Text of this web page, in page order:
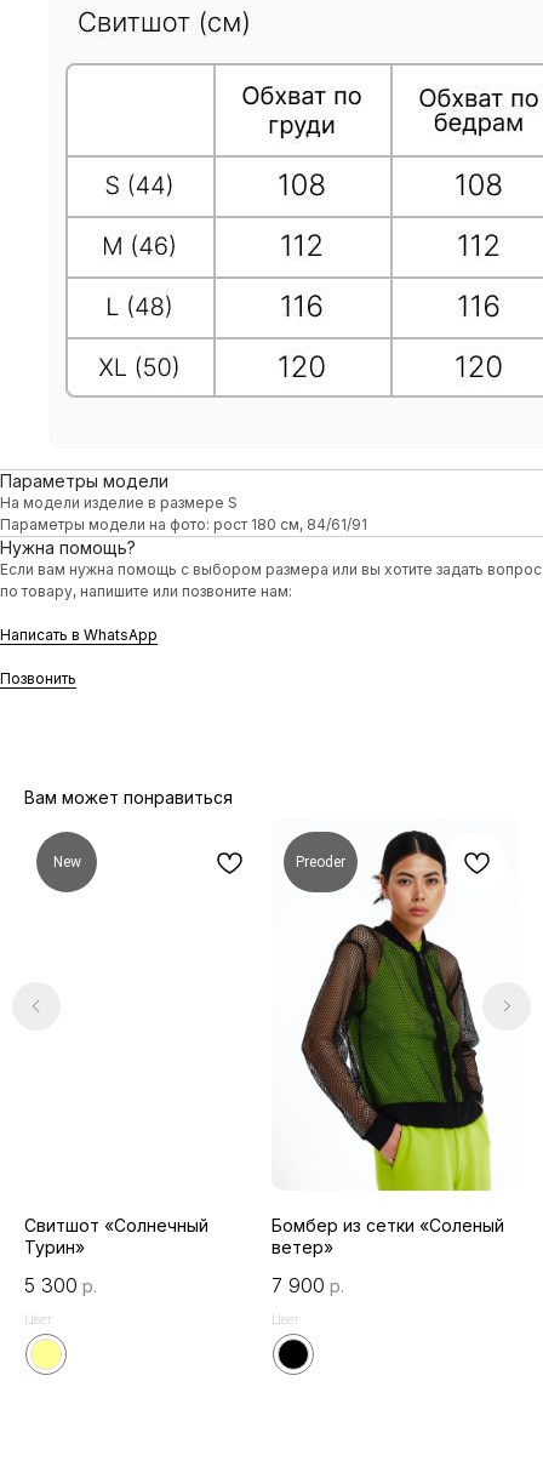
Параметры модели
На модели изделие в размере S
Параметры модели на фото: рост 180 см, 84/61/91
Нужна помощь?
Если вам нужна помощь с выбором размера или вы хотите задать вопрос
по товару, напишите или позвоните нам:
Написать в WhatsApp
Позвонить
Вам может понравиться
New
Свитшот «Солнечный
Турин»
5 300 р.
Цвет
Preoder
Бомбер из сетки «Соленый
ветер»
7 900 р.
Цвет